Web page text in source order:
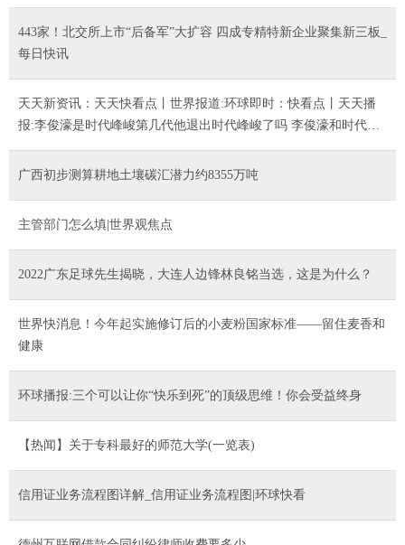
443家！北交所上市“后备军”大扩容 四成专精特新企业聚集新三板_
每日快讯
天天新资讯：天天快看点丨世界报道:环球即时：快看点丨天天播
报:李俊濠是时代峰峻第几代他退出时代峰峻了吗 李俊濠和时代少
广西初步测算耕地土壤碳汇潜力约8355万吨
主管部门怎么填|世界观焦点
2022广东足球先生揭晓，大连人边锋林良铭当选，这是为什么？
世界快消息！今年起实施修订后的小麦粉国家标准——留住麦香和
健康
环球播报:三个可以让你“快乐到死”的顶级思维！你会受益终身
【热闻】关于专科最好的师范大学(一览表)
信用证业务流程图详解_信用证业务流程图|环球快看